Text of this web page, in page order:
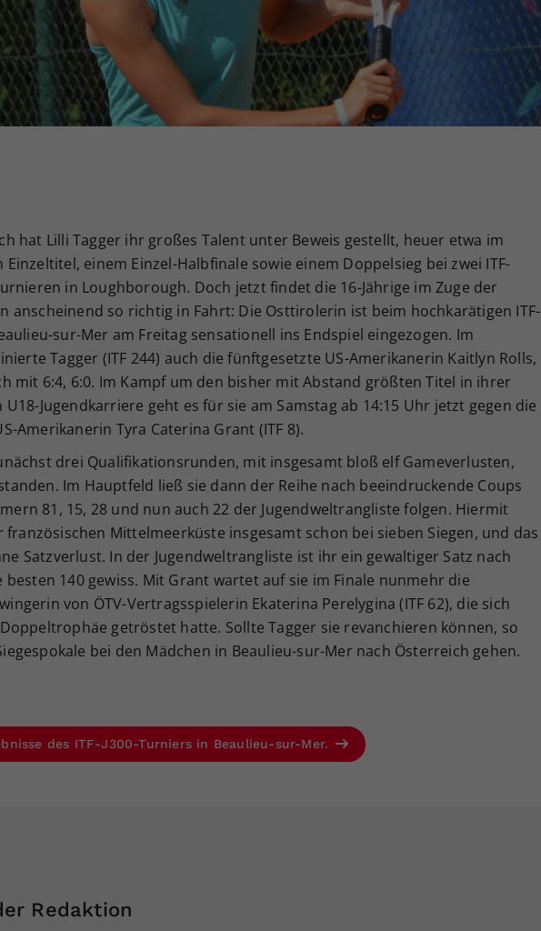
hat Lilli Tagger ihr großes Talent unter Beweis gestellt, heuer etwa im
Einzeltitel, einem Einzel-Halbfinale sowie einem Doppelsieg bei zwei ITF-
in Loughborough. Doch jetzt findet die 16-Jährige im Zuge der
anscheinend so richtig in Fahrt: Die Osttirolerin ist beim hochkarätigen ITF-
sur-Mer am Freitag sensationell ins Endspiel eingezogen. Im
Tagger (ITF 244) auch die fünftgesetzte US-Amerikanerin Kaitlyn Rolls,
mit 6:4, 6:0. Im Kampf um den bisher mit Abstand größten Titel in ihrer
Jugendkarriere geht es für sie am Samstag ab 14:15 Uhr jetzt gegen die
Amerikanerin Tyra Caterina Grant (ITF 8).
drei Qualifikationsrunden, mit insgesamt bloß elf Gameverlusten,
Im Hauptfeld ließ sie dann der Reihe nach beeindruckende Coups
81, 15, 28 und nun auch 22 der Jugendweltrangliste folgen. Hiermit
französischen Mittelmeerküste insgesamt schon bei sieben Siegen, und das
Satzverlust. In der Jugendweltrangliste ist ihr ein gewaltiger Satz nach
140 gewiss. Mit Grant wartet auf sie im Finale nunmehr die
von ÖTV-Vertragsspielerin Ekaterina Perelygina (ITF 62), die sich
getröstet hatte. Sollte Tagger sie revanchieren können, so
bei den Mädchen in Beaulieu-sur-Mer nach Österreich gehen.
des ITF-J300-Turniers in Beaulieu-sur-Mer.
Redaktion
Ihrer vorgenommen Einstellungen, falls der
Webseiten-Betreiber dies eingestellt hat.